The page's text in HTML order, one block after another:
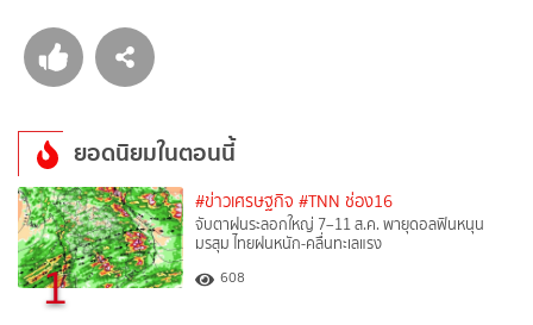
ยอดนิยมในตอนนี้
1
#ข่าวเศรษฐกิจ #TNN ช่อง16
จับตาฝนระลอกใหญ่ 7–11 ส.ค. พายุดอลฟินหนุน
มรสุม ไทยฝนหนัก-คลื่นทะเลแรง
608